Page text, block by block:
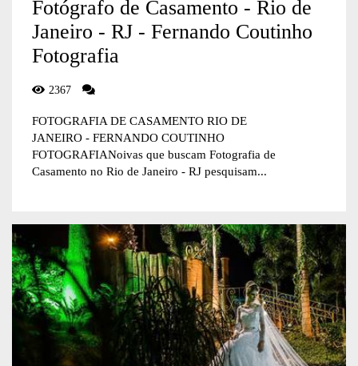
Fotógrafo de Casamento - Rio de
Janeiro - RJ - Fernando Coutinho
Fotografia
2367
FOTOGRAFIA DE CASAMENTO RIO DE
JANEIRO - FERNANDO COUTINHO
FOTOGRAFIANoivas que buscam Fotografia de
Casamento no Rio de Janeiro - RJ pesquisam...